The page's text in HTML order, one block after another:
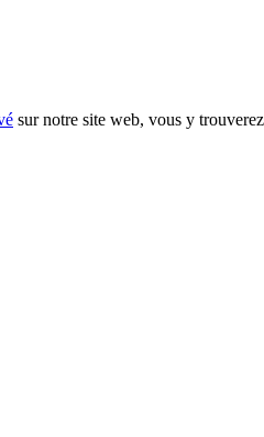
sur notre site web, vous y